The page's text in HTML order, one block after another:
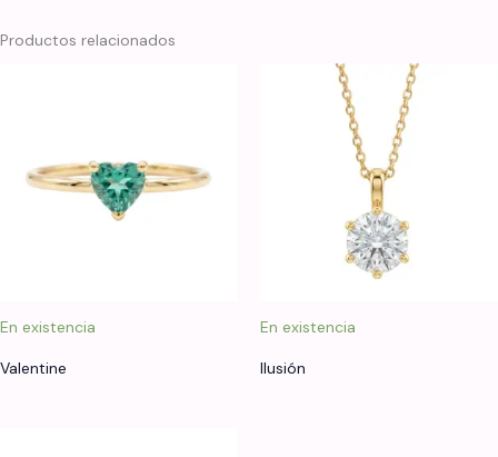
Productos relacionados
En existencia
Valentine
En existencia
Ilusión